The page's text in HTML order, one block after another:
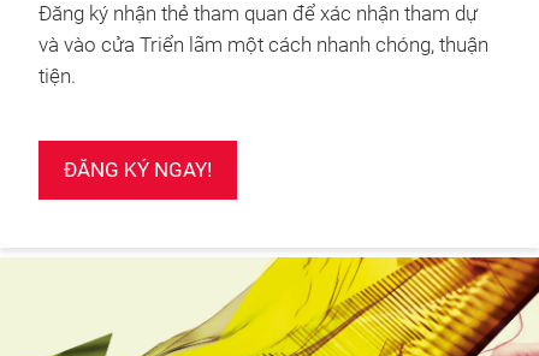
Đăng ký nhận thẻ tham quan để xác nhận tham dự
và vào cửa Triển lãm một cách nhanh chóng, thuận
tiện.
ĐĂNG KÝ NGAY!
Minh, Việt Nam
NGAY!